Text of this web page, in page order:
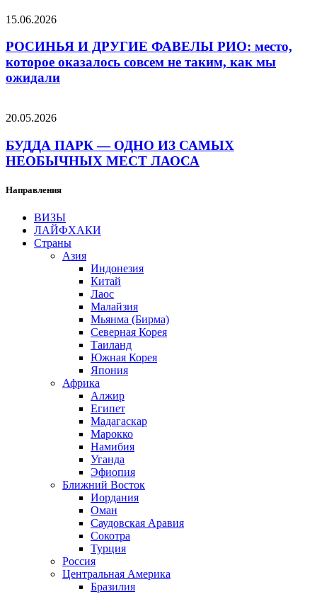
15.06.2026
РОСИНЬЯ И ДРУГИЕ ФАВЕЛЫ РИО: место,
которое оказалось совсем не таким, как мы
ожидали
20.05.2026
БУДДА ПАРК — ОДНО ИЗ САМЫХ
НЕОБЫЧНЫХ МЕСТ ЛАОСА
Направления
ВИЗЫ
ЛАЙФХАКИ
Страны
Азия
Индонезия
Китай
Лаос
Малайзия
Мьянма (Бирма)
Северная Корея
Таиланд
Южная Корея
Япония
Африка
Алжир
Египет
Мадагаскар
Марокко
Намибия
Уганда
Эфиопия
Ближний Восток
Иордания
Оман
Саудовская Аравия
Сокотра
Турция
Россия
Центральная Америка
Бразилия